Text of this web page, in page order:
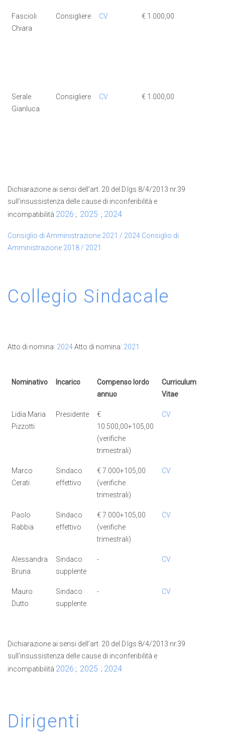
Fascioli
Chiara
Consigliere CV € 1.000,00
Serale
Gianluca
Consigliere CV € 1.000,00
Dichiarazione ai sensi dell’art. 20 del D.lgs 8/4/2013 nr.39
sull’insussistenza delle cause di inconferibilità e
incompatibilità 2026 ; 2025 ; 2024
Consiglio di Amministrazione 2021 / 2024 Consiglio di
Amministrazione 2018 / 2021
Collegio Sindacale
Atto di nomina: 2024Atto di nomina: 2021
Nominativo Incarico
Compenso lordo
annuo
Curriculum
Vitae
Lidia Maria
Pizzotti
Presidente
€
10.500,00+105,00
(verifiche
trimestrali)
CV
Marco
Cerati
Sindaco
effettivo
€ 7.000+105,00
(verifiche
trimestrali)
CV
Paolo
Rabbia
Sindaco
effettivo
€ 7.000+105,00
(verifiche
trimestrali)
CV
Alessandra
Bruna
Sindaco
supplente
- CV
Mauro
Dutto
Sindaco
supplente
- CV
Dichiarazione ai sensi dell’art. 20 del D.lgs 8/4/2013 nr.39
sull’insussistenza delle cause di inconferibilità e
incompatibilità 2026 ; 2025 ; 2024
Dirigenti